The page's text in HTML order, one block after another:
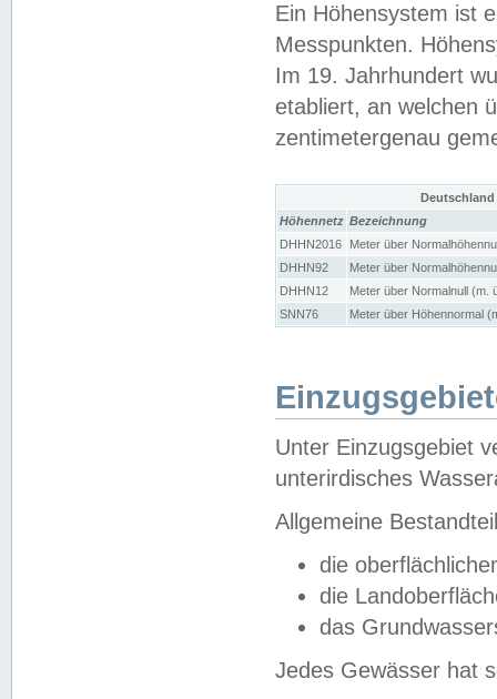
Ein Höhensystem ist
Messpunkten.
Im 19. Jahrhundert
etabliert, an welchen
zentimetergenau
Höhennetz Bezeichnung
DHHN2016
Meter über
DHHN92
Meter über
DHHN12
Meter über Normalnull (m.
SNN76
Meter über Höhennormal
Unter Einzugsgebiet
unterirdisches
Allgemeine
die
die
das
Jedes Gewässer hat